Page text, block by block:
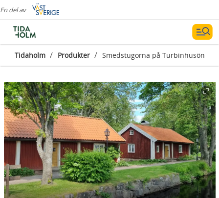
En del av
Tidaholm / Produkter / Smedstugorna på Turbinhusön